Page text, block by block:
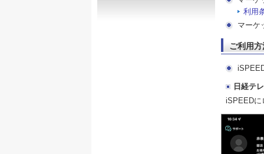
利用
マーケ
ご利用方
日経テ
iSPEEDに